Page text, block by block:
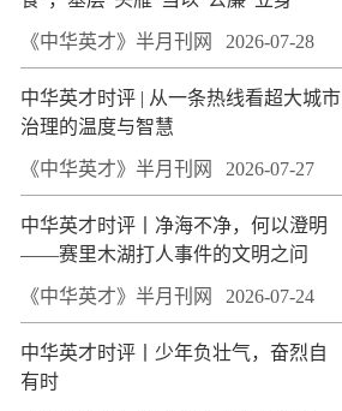
《中华英才》半月刊网 2026-07-28
中华英才时评 | 从一条热线看超大城市
治理的温度与智慧
《中华英才》半月刊网 2026-07-27
中华英才时评丨净海不净，何以澄明
——赛里木湖打人事件的文明之问
《中华英才》半月刊网 2026-07-24
中华英才时评丨少年负壮气，奋烈自
有时